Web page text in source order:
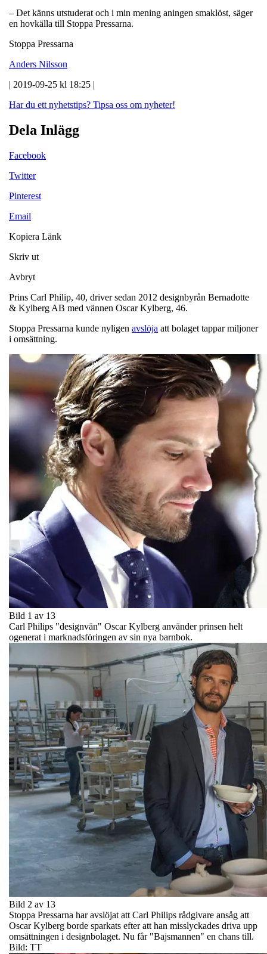
– Det känns utstuderat och i min mening aningen smaklöst, säger
en hovkälla till Stoppa Pressarna.
Stoppa Pressarna
Anders Nilsson
| 2019-09-25 kl 18:25 |
Har du ett nyhetstips? Tipsa oss om nyheter!
Dela Inlägg
Facebook
Twitter
Pinterest
Email
Kopiera Länk
Skriv ut
Avbryt
Prins Carl Philip, 40, driver sedan 2012 designbyrån Bernadotte
& Kylberg AB med vännen Oscar Kylberg, 46.
Stoppa Pressarna kunde nyligen avslöja att bolaget tappar miljoner
i omsättning.
Bild 1 av 13
Carl Philips "designvän" Oscar Kylberg använder prinsen helt
ogenerat i marknadsföringen av sin nya barnbok.
Bild 2 av 13
Stoppa Pressarna har avslöjat att Carl Philips rådgivare ansåg att
Oscar Kylberg borde sparkats efter att han misslyckades driva upp
omsättningen i designbolaget. Nu får "Bajsmannen" en chans till.
Bild: TT